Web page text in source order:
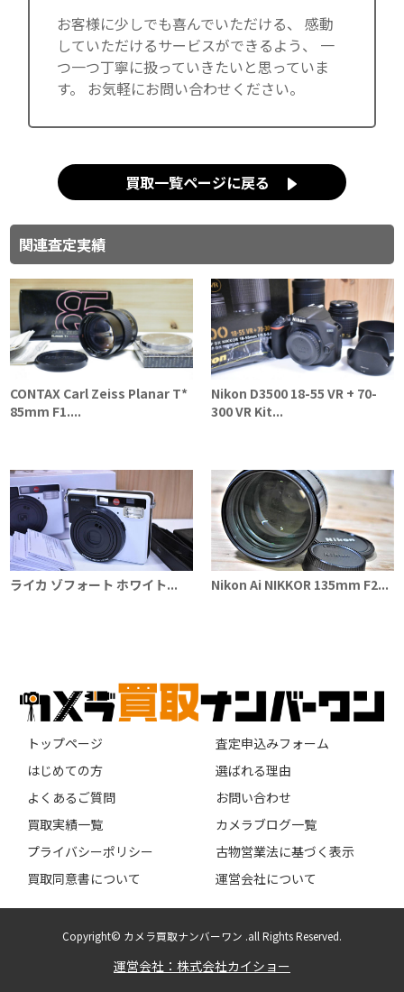
お客様に少しでも喜んでいただける、 感動
していただけるサービスができるよう、 一
つ一つ丁寧に扱っていきたいと思っていま
す。 お気軽にお問い合わせください。
買取一覧ページに戻る
関連査定実績
CONTAX Carl Zeiss Planar T*
85mm F1....
Nikon D3500 18-55 VR + 70-
300 VR Kit...
ライカ ゾフォート ホワイト... Nikon Ai NIKKOR 135mm F2...
トップページ
査定申込みフォーム
はじめての方
選ばれる理由
よくあるご質問
お問い合わせ
買取実績一覧
カメラブログ一覧
プライバシーポリシー
古物営業法に基づく表示
買取同意書について
運営会社について
Copyright© カメラ買取ナンバーワン .all Rights Reserved.
運営会社：株式会社カイショー